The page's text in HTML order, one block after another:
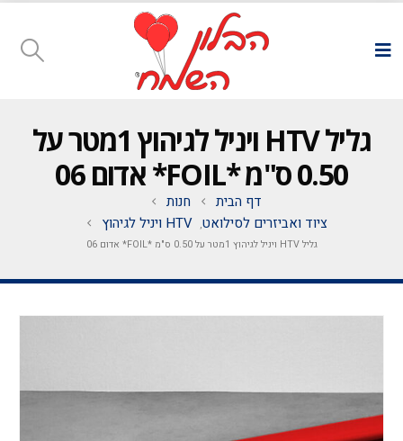
גליל HTV ויניל לגיהוץ 1מטר על
0.50 ס"מ *FOIL* אדום 06
דף הבית
חנות
ציוד ואביזרים לסילואט, HTV ויניל לגיהוץ
גליל HTV ויניל לגיהוץ 1מטר על 0.50 ס"מ *FOIL* אדום 06